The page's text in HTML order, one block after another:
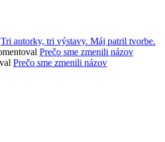
Tri autorky, tri výstavy. Máj patril tvorbe.
Prečo sme zmenili názov
Prečo sme zmenili názov